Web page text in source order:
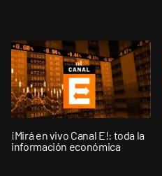
¡Mirá en vivo Canal E!: toda la
información económica